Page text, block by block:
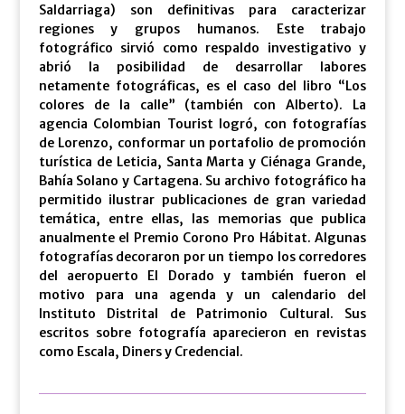
Saldarriaga) son definitivas para caracterizar
regiones y grupos humanos. Este trabajo
fotográfico sirvió como respaldo investigativo y
abrió la posibilidad de desarrollar labores
netamente fotográficas, es el caso del libro “Los
colores de la calle” (también con Alberto). La
agencia Colombian Tourist logró, con fotografías
de Lorenzo, conformar un portafolio de promoción
turística de Leticia, Santa Marta y Ciénaga Grande,
Bahía Solano y Cartagena. Su archivo fotográfico ha
permitido ilustrar publicaciones de gran variedad
temática, entre ellas, las memorias que publica
anualmente el Premio Corono Pro Hábitat. Algunas
fotografías decoraron por un tiempo los corredores
del aeropuerto El Dorado y también fueron el
motivo para una agenda y un calendario del
Instituto Distrital de Patrimonio Cultural. Sus
escritos sobre fotografía aparecieron en revistas
como Escala, Diners y Credencial.